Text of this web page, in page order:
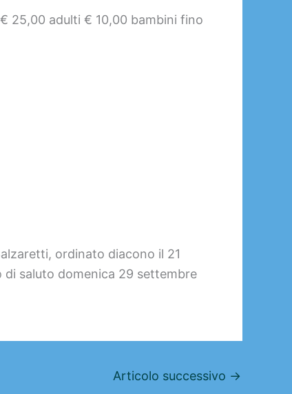
25,00 adulti € 10,00 bambini fino
ordinato diacono il 21
saluto domenica 29 settembre
Articolo successivo →